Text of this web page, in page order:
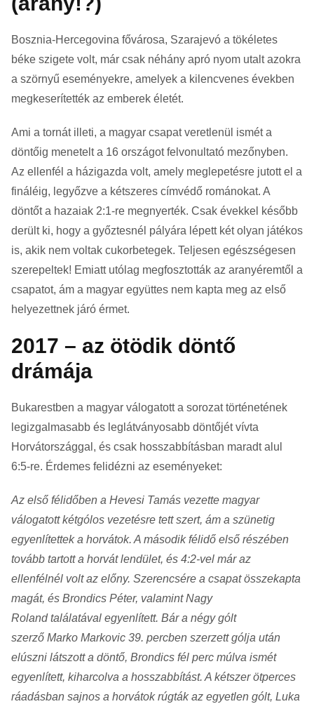
Bosznia-Hercegovina fővárosa, Szarajevó a tökéletes
béke szigete volt, már csak néhány apró nyom utalt azokra
a szörnyű eseményekre, amelyek a kilencvenes években
megkeserítették az emberek életét.
Ami a tornát illeti, a magyar csapat veretlenül ismét a
döntőig menetelt a 16 országot felvonultató mezőnyben.
Az ellenfél a házigazda volt, amely meglepetésre jutott el a
fináléig, legyőzve a kétszeres címvédő románokat. A
döntőt a hazaiak 2:1-re megnyerték. Csak évekkel később
derült ki, hogy a győztesnél pályára lépett két olyan játékos
is, akik nem voltak cukorbetegek. Teljesen egészségesen
szerepeltek! Emiatt utólag megfosztották az aranyéremtől a
csapatot, ám a magyar együttes nem kapta meg az első
helyezettnek járó érmet.
2017 – az ötödik döntő
drámája
Bukarestben a magyar válogatott a sorozat történetének
legizgalmasabb és leglátványosabb döntőjét vívta
Horvátországgal, és csak hosszabbításban maradt alul
6:5-re. Érdemes felidézni az eseményeket:
Az első félidőben a Hevesi Tamás vezette magyar
válogatott kétgólos vezetésre tett szert, ám a szünetig
egyenlítettek a horvátok. A második félidő első részében
tovább tartott a horvát lendület, és 4:2-vel már az
ellenfélnél volt az előny. Szerencsére a csapat összekapta
magát, és Brondics Péter, valamint Nagy
Roland találatával egyenlített. Bár a négy gólt
szerző Marko Markovic 39. percben szerzett gólja után
elúszni látszott a döntő, Brondics fél perc múlva ismét
egyenlített, kiharcolva a hosszabbítást. A kétszer ötperces
ráadásban sajnos a horvátok rúgták az egyetlen gólt, Luka